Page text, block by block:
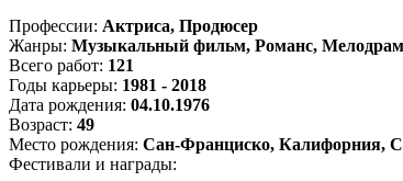
Профессии: Актриса, Продюсер
Жанры: Музыкальный фильм, Романс,
Всего работ: 121
Годы карьеры: 1981 - 2018
Дата рождения: 04.10.1976
Возраст: 49
Место рождения: Сан-Франциско, Калифорния,
Фестивали и награды: